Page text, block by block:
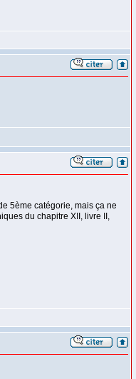
5ème catégorie, mais ça ne
du chapitre XII, livre II,